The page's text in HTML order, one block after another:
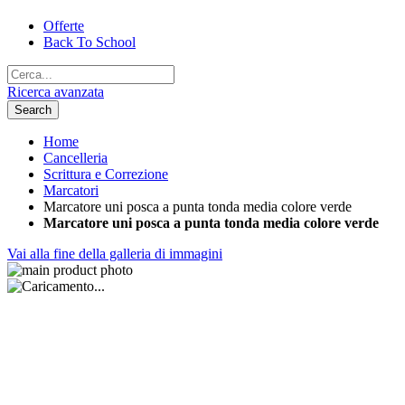
Offerte
Back To School
Ricerca avanzata
Search
Home
Cancelleria
Scrittura e Correzione
Marcatori
Marcatore uni posca a punta tonda media colore verde
Marcatore uni posca a punta tonda media colore verde
Vai alla fine della galleria di immagini